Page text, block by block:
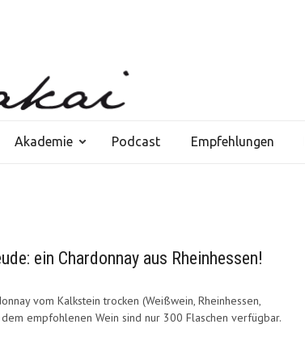
Akademie Podcast Empfehlungen
ein Chardonnay aus Rheinhessen!
vom Kalkstein trocken (Weißwein, Rheinhessen,
empfohlenen Wein sind nur 300 Flaschen verfügbar.